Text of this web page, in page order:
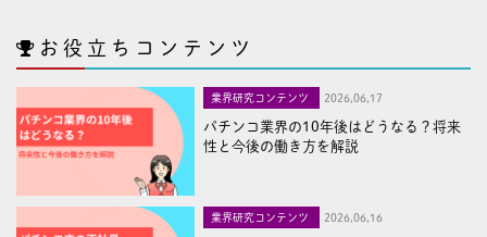
お役立ちコンテンツ
業界研究コンテンツ 2026,06,17
パチンコ業界の10年後はどうなる？将来
性と今後の働き方を解説
業界研究コンテンツ 2026,06,16